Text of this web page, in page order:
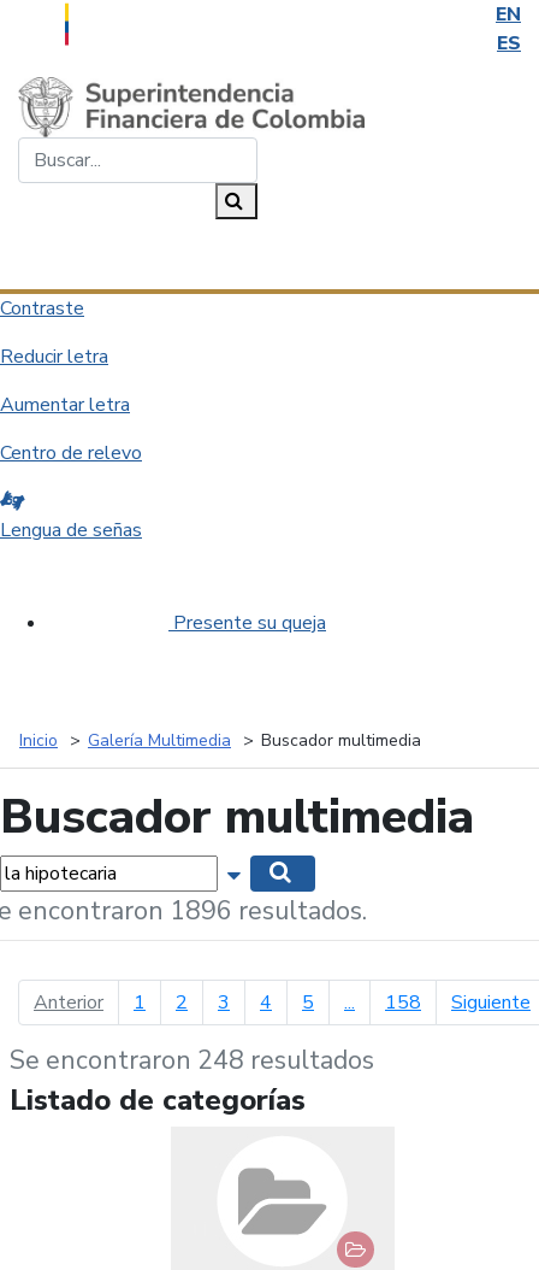
EN
ES
Saltar al contenido principal
Contraste
Reducir letra
Aumentar letra
Centro de relevo
Lengua de señas
Presente su queja
Inicio Galería Multimedia Buscador multimedia
Buscador multimedia
Mostrar opciones de búsqueda
encontraron 1896 resultados.
Anteriorpágina anterior
1 2 3 4 5 ... 158 Siguiente
Se encontraron 248 resultados
Listado de categorías